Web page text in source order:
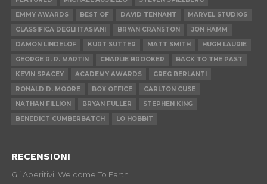
EMMY AWARDS
BEST OF DAVID TENNANT
MARVEL STUDIOS
CLASSIFICA DEGLI ITASIANI
BRYAN CRANSTON
JON HAMM
DAMON LINDELOF
KURT SUTTER MATT SMITH
HUGH LAURIE
GEORGE R. R. MARTIN
CHARLIE BROOKER
BACK TO THE PAST
KEVIN SPACEY
ACADEMY AWARDS
GREG BERLANTI
RONALD D. MOORE
BOX OFFICE
CARLTON CUSE
NATHAN FILLION
BRYAN FULLER
STEPHEN KING
BENEDICT CUMBERBATCH
LO HOBBIT
RECENSIONI
Gli Aperitivi: Welcome To Earth